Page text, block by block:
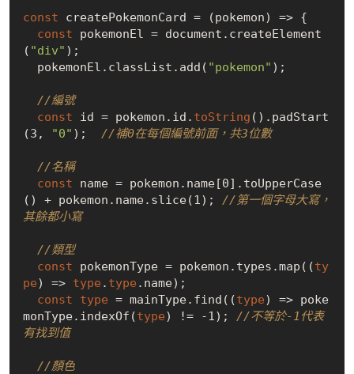
const createPokemonCard = (pokemon) => {
const pokemonEl = document.createElement
( "div" );
  pokemonEl.classList.add(
"pokemon" );
//編號
const id = pokemon.id. toString ().padStart
(3,
"0" ); //補0在每個編號前面，共3位數
//名稱
const name = pokemon.name[0].toUpperCase
() + pokemon.name.slice(1); //第一個字母大寫，
其餘都小寫
//類型
const pokemonType = pokemon.types.map((ty
pe) => type . type .name);
const
type = mainType.find((type) => poke
monType.indexOf(type) != -1); //不等於-1代表
有找到值
//顏色